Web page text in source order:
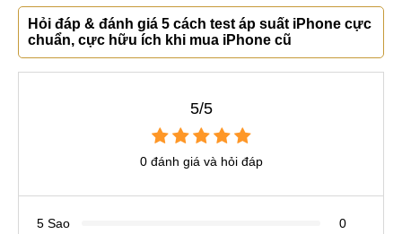
Hỏi đáp & đánh giá 5 cách test áp suất iPhone cực
chuẩn, cực hữu ích khi mua iPhone cũ
5/5
0 đánh giá và hỏi đáp
5 Sao
0